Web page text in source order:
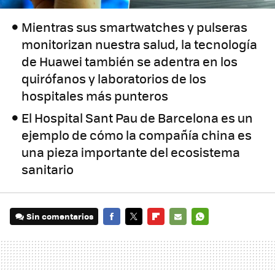
Mientras sus smartwatches y pulseras
monitorizan nuestra salud, la tecnología
de Huawei también se adentra en los
quirófanos y laboratorios de los
hospitales más punteros
El Hospital Sant Pau de Barcelona es un
ejemplo de cómo la compañía china es
una pieza importante del ecosistema
sanitario
Sin comentarios
MAIL